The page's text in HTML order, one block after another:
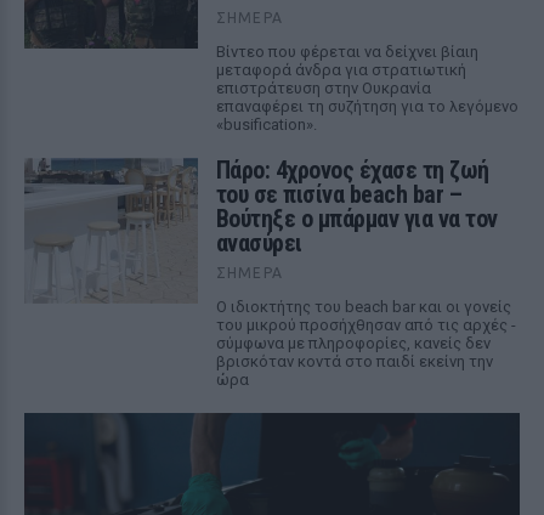
ΣΉΜΕΡΑ
Βίντεο που φέρεται να δείχνει βίαιη
μεταφορά άνδρα για στρατιωτική
επιστράτευση στην Ουκρανία
επαναφέρει τη συζήτηση για το λεγόμενο
«busification».
Πάρο: 4χρονος έχασε τη ζωή
του σε πισίνα beach bar –
Βούτηξε ο μπάρμαν για να τον
ανασύρει
ΣΉΜΕΡΑ
Ο ιδιοκτήτης του beach bar και οι γονείς
του μικρού προσήχθησαν από τις αρχές -
σύμφωνα με πληροφορίες, κανείς δεν
βρισκόταν κοντά στο παιδί εκείνη την
ώρα